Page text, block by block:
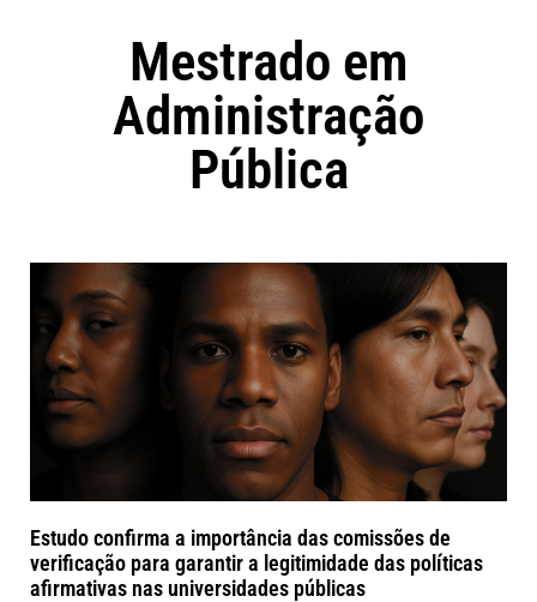
Mestrado em
Administração
Pública
Estudo confirma a importância das comissões de
verificação para garantir a legitimidade das políticas
afirmativas nas universidades públicas